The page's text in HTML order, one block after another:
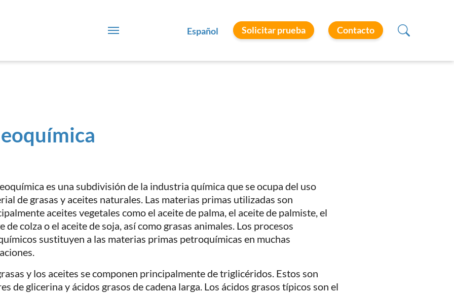
Español Solicitar prueba Contacto
es una subdivisión de la industria química que se ocupa del uso
de grasas y aceites naturales. Las materias primas utilizadas son
aceites vegetales como el aceite de palma, el aceite de palmiste, el
de colza o el aceite de soja, así como grasas animales. Los procesos
sustituyen a las materias primas petroquímicas en muchas
y los aceites se componen principalmente de triglicéridos. Estos son
de glicerina y ácidos grasos de cadena larga. Los ácidos grasos típicos son el